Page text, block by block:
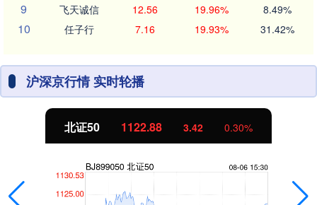
9 飞天诚信 12.56 19.96% 8.49%
10 任子行 7.16 19.93% 31.42%
沪深京行情 实时轮播
北证50 1122.88 3.42 0.30%